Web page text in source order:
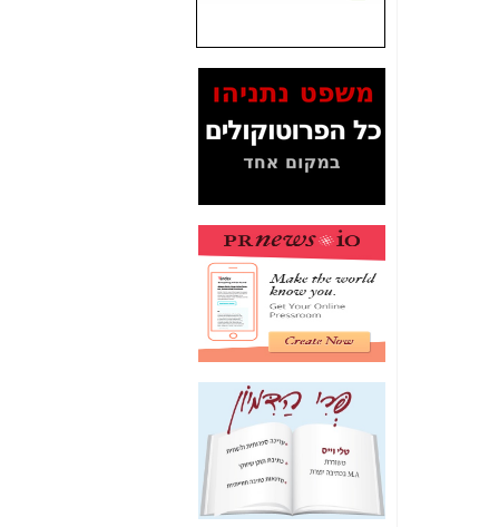
המסמכים בנושא בזק-
Yes (תיק 4000)
מוכיחים "תפירת תיק"
לאיש הלא נכון! -כאן
עובדות ומסמכים
האם ביבי כשר
תקשורת עזר לקב'
בזק? -כאן
מה מקור ה-Fake
News שהביא לתפירת
תיק לביבי והעלמת
החשודים הנכונים -כאן
אחת הרגליים של "תיק
4000 התפור"
התמוטטה היום
בניצחון (כפול) של בזק
-
כאן
איך כתבות מפנקות